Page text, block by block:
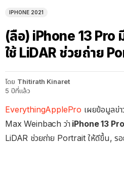
IPHONE 2021
(ลือ) iPhone 13 Pro
ใช้ LiDAR ช่วยถ่าย
โดย Thitirath Kinaret
5 ปีที่แล้ว
EverythingApplePro เผยข้อมูลข่
Max Weinbach ว่าiPhone 13
LiDAR ช่วยถ่าย Portrait ให้ดีขึ้น, ร